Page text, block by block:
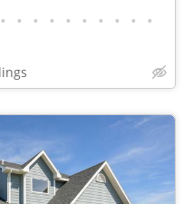
• • • • • • • • • •